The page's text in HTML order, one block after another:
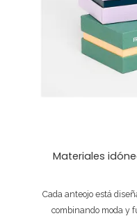
Materiales
Cada anteojo está
combinando moda y